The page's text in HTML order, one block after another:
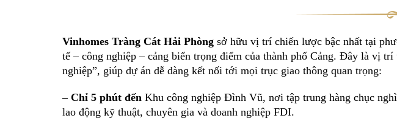
Vinhomes Tràng Cát Hải Phòng sở hữu vị trí chiến lược bậc nhất tại
tế – công nghiệp – cảng biển trọng điểm của thành phố Cảng. Đây là vị
nghiệp”, giúp dự án dễ dàng kết nối tới mọi trục giao thông quan trọng:
– Chỉ 5 phút đến Khu công nghiệp Đình Vũ, nơi tập trung hàng chục
lao động kỹ thuật, chuyên gia và doanh nghiệp FDI.